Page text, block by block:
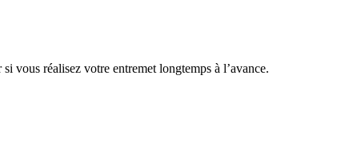
vous réalisez votre entremet longtemps à l’avance.